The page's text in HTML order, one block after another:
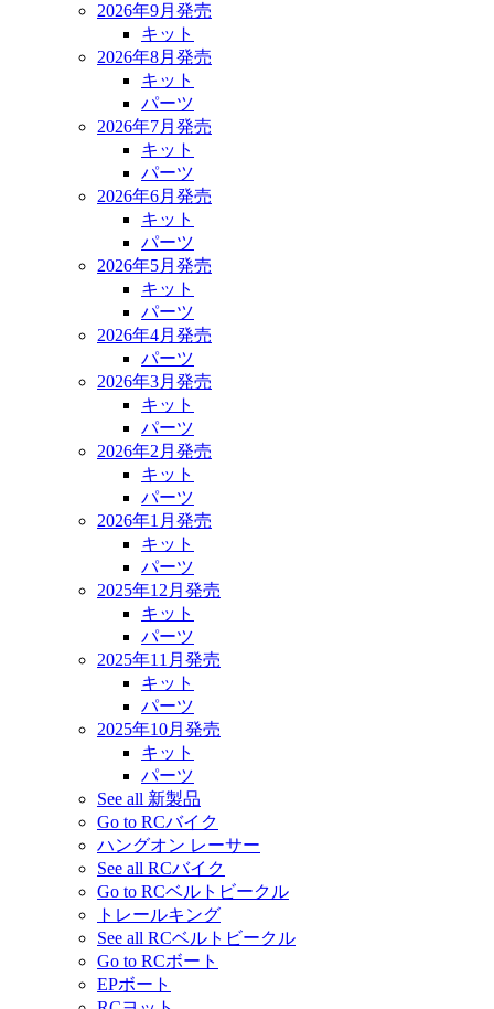
2026年9月発売
キット
2026年8月発売
キット
パーツ
2026年7月発売
キット
パーツ
2026年6月発売
キット
パーツ
2026年5月発売
キット
パーツ
2026年4月発売
パーツ
2026年3月発売
キット
パーツ
2026年2月発売
キット
パーツ
2026年1月発売
キット
パーツ
2025年12月発売
キット
パーツ
2025年11月発売
キット
パーツ
2025年10月発売
キット
パーツ
See all 新製品
Go to RCバイク
ハングオン レーサー
See all RCバイク
Go to RCベルトビークル
トレールキング
See all RCベルトビークル
Go to RCボート
EPボート